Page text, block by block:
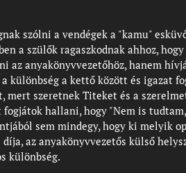
szólni a vendégek a "kamu"
a szülők ragaszkodnak ahhoz,
az anyakönyvvezetőhöz, hanem
különbség a kettő között és igazat
mert szeretnek Titeket és a
fogjátok hallani, hogy "Nem is
sem mindegy, hogy ki melyik
az anyakönyvvezetős külső
különbség.